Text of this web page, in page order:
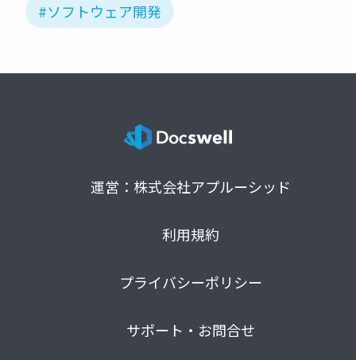
#ソフトウェア開発
運営：株式会社アプルーシッド
利用規約
プライバシーポリシー
サポート・お問合せ